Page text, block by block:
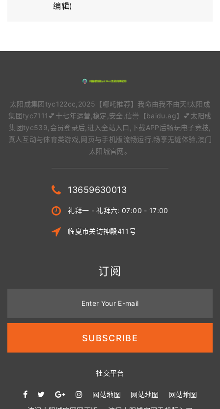
编辑)
太阳成集团tyc122cc,2025【哪吒推荐】我命由我不由天!太阳成
集团tyc7111💕十七年运营,稳定,安全,信誉【baidu.ag】💕太阳成
集团tyc539,会员登录后,进入全站入口,下载APP后畅玩电子竞技,
真人互动与体育类游戏,网页与手机版流畅运行,畅享无缝体验,澳门
太阳城官网。
13659630013
礼拜一 - 礼拜六: 07:00 - 17:00
临夏市关访神殿411号
订阅
Enter Your E-mail
SUBSCRIBE
社交平台
网站地图 网站地图
网站地图